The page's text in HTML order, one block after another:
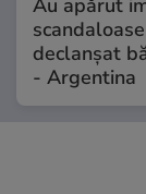
Au apărut
declanșat
- Argentina